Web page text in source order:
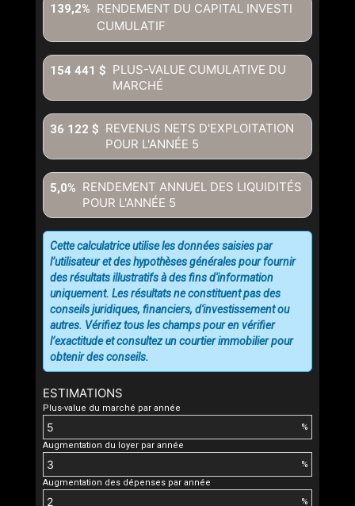
RENDEMENT DU CAPITAL INVESTI
CUMULATIF
139,2%
PLUS-VALUE CUMULATIVE DU
MARCHÉ
154 441 $
REVENUS NETS D'EXPLOITATION
POUR L'ANNÉE 5
36 122 $
RENDEMENT ANNUEL DES LIQUIDITÉS
POUR L'ANNÉE 5
5,0%
ESTIMATIONS
Plus-value du marché par année
%
Augmentation du loyer par année
%
Augmentation des dépenses par année
%
Cette calculatrice utilise les données saisies par
l’utilisateur et des hypothèses générales pour fournir
des résultats illustratifs à des fins d'information
uniquement. Les résultats ne constituent pas des
conseils juridiques, financiers, d'investissement ou
autres. Vérifiez tous les champs pour en vérifier
l’exactitude et consultez un courtier immobilier pour
obtenir des conseils.